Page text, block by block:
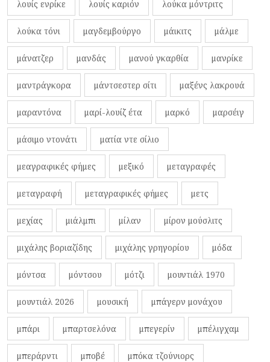
λουίς ενρίκε λουίς καριόν λούκα μόντριτς
λούκα τόνι μαγδεμβούργο μάικιτς μάλμε
μάνατζερ μανδάς μανού γκαρθία μανρίκε
μαντράγκορα μάντσεστερ σίτι μαξένς λακρουά
μαραντόνα μαρί-λουίζ έτα μαρκό μαρσέιγ
μάσιμο ντονάτι ματία ντε σίλιο
μεαγραφικές φήμες μεξικό μεταγραφές
μεταγραφή μεταγραφικές φήμες μετς
μεχίας μιάλμπι μίλαν μίρον μούσλιτς
μιχάλης βοριαζίδης μιχάλης γρηγορίου μόδα
μόντσα μόντσου μότζι μουντιάλ 1970
μουντιάλ 2026 μουσική μπάγερν μονάχου
μπάρι μπαρτσελόνα μπεγερίν μπέλιγχαμ
μπεράρντι μποβέ μπόκα τζούνιορς